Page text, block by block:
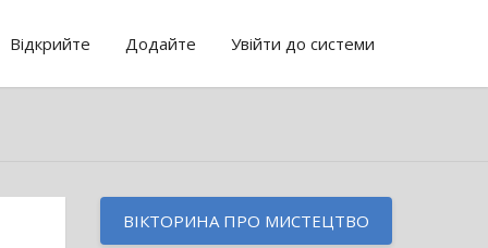
Відкрийте Додайте Увійти до системи
ВІКТОРИНА ПРО МИСТЕЦТВО